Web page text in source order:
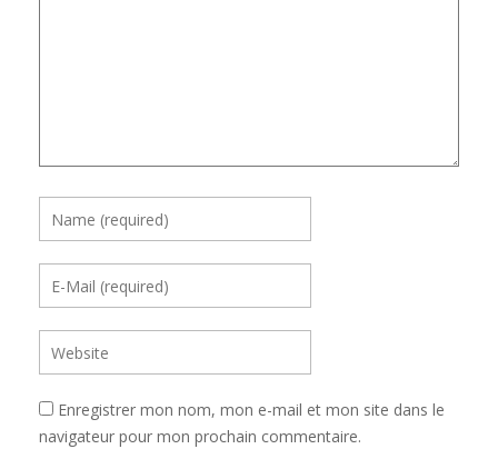
Enregistrer mon nom, mon e-mail et mon site dans le
navigateur pour mon prochain commentaire.